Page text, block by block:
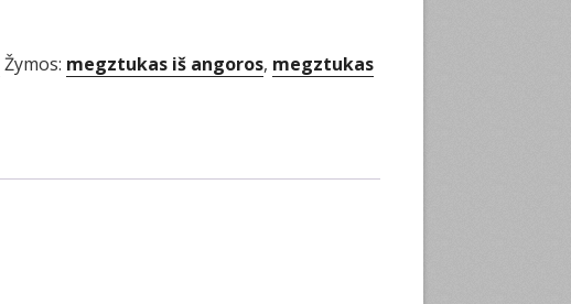
Žymos: megztukas iš angoros, megztukas